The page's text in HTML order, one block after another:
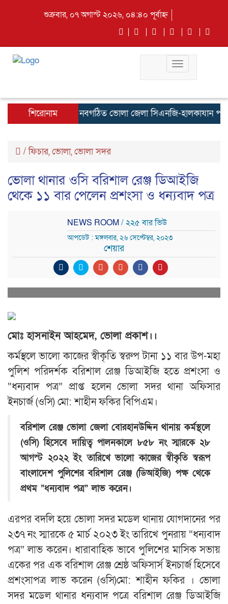
শুক্রবার, ০৭ অগাস্ট ২০২৬, ০৪:৪০ পূর্বাহ্ন
Toggle
navigation
শিরোনাম নবগঠিত ভোলা জেলা সিএনজি-হালকাযান
/ফিচার,ভোলা,ভোলা সদর
ভোলা থানার ওসি বরিশাল রেঞ্জ ডিআইজি
থেকে ১১ বার পেলেন প্রশংসা ও ধন্যবাদ পত্র
NEWS ROOM/ ২২৫ বার ভিউ
আপডেট : মঙ্গলবার, ২৬ সেপ্টেম্বর, ২০২৩
শেয়ার
মোঃ হাসনাইন আহমেদ, ভোলা প্রকাশ।।
কর্মস্থলে ভালো কাজের স্বীকৃতি স্বরুপ টানা ১১ বার উপ-মহা
পুলিশ পরিদর্শক বরিশাল রেঞ্জ ডিআইজি হতে প্রশংসা ও
“ধন্যবাদ পত্র” প্রাপ্ত হলেন ভোলা সদর থানা অফিসার
ইনচার্জ (ওসি) মো: শাহীন ফকির বিপিএম।
বরিশাল রেঞ্জ ভোলা জেলা বোরহানউদ্দিন থানায় কর্মস্থলে
(ওসি) হিসেবে দায়িত্ব পালনকালে ৮৫৮ নং স্মারকে ২৮
আগস্ট ২০২২ ইং তারিখে ভালো কাজের স্বীকৃতি স্বরূপ
বাংলাদেশ পুলিশের বরিশাল রেঞ্জ (ডিআইজি) পক্ষ থেকে
প্রথম ”ধন্যবাদ পত্র” লাভ করেন।
এরপর বদলি হয়ে ভোলা সদর মডেল থানায় যোগদানের পর
২৩৭ নং স্মারকে ৫ মার্চ ২০২৩ ইং তারিখে পুনরায় “ধন্যবাদ
পত্র” লাভ করেন। ধারাবাহিক ভাবে পুলিশের মাসিক সভায়
একের পর এক বরিশাল রেঞ্জ শ্রেষ্ঠ অফিসার্স ইনচার্জ হিসেবে
প্রশংসাপত্র লাভ করেন (ওসি)মো: শাহীন ফকির । ভোলা
সদর মডেল থানার ধন্যবাদ পত্রে বরিশাল রেঞ্জ ডিআইজি